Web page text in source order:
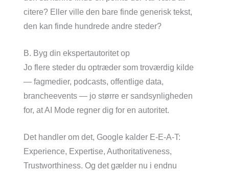
citere? Eller ville den bare finde generisk tekst,
den kan finde hundrede andre steder?
B. Byg din ekspertautoritet op
Jo flere steder du optræder som troværdig kilde
— fagmedier, podcasts, offentlige data,
brancheevents — jo større er sandsynligheden
for, at AI Mode regner dig for en autoritet.
Det handler om det, Google kalder E-E-A-T:
Experience, Expertise, Authoritativeness,
Trustworthiness. Og det gælder nu i endnu